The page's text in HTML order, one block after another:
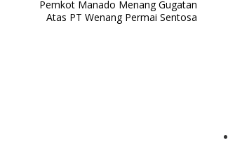
Pemkot Manado Menang Gugatan
Atas PT Wenang Permai Sentosa